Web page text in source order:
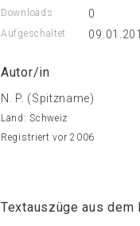
Downloads 0
Aufgeschaltet
Autor/in
N. P. (Spitzname)
Land: Schweiz
Registriert vor 2006
Textauszüge aus dem